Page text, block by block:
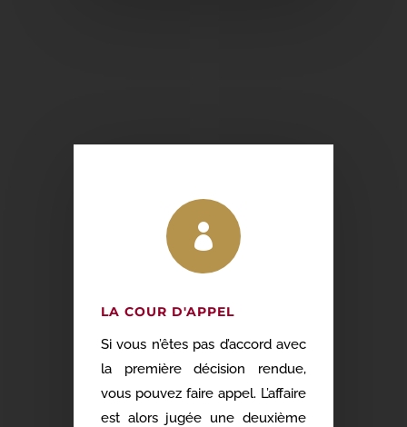

LA COUR D'APPEL
Si vous n’êtes pas d’accord avec
la première décision rendue,
vous pouvez faire appel. L’affaire
est alors jugée une deuxième